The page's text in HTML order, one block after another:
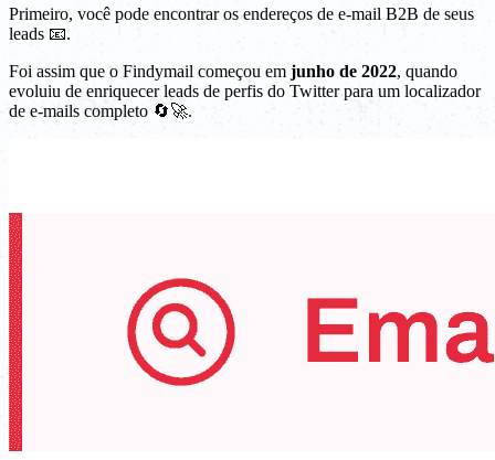
Primeiro, você pode encontrar os endereços de e-mail B2B de seus
leads 📧.
Foi assim que o Findymail começou em junho de 2022, quando
evoluiu de enriquecer leads de perfis do Twitter para um localizador
de e-mails completo 🔄🚀.